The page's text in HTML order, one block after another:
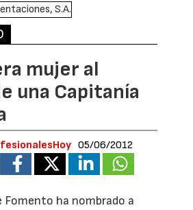
mujer al
una Capitanía
05/06/2012
Fomento ha nombrado a